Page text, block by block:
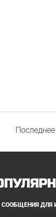
СООБЩЕНИЯ ДЛЯ